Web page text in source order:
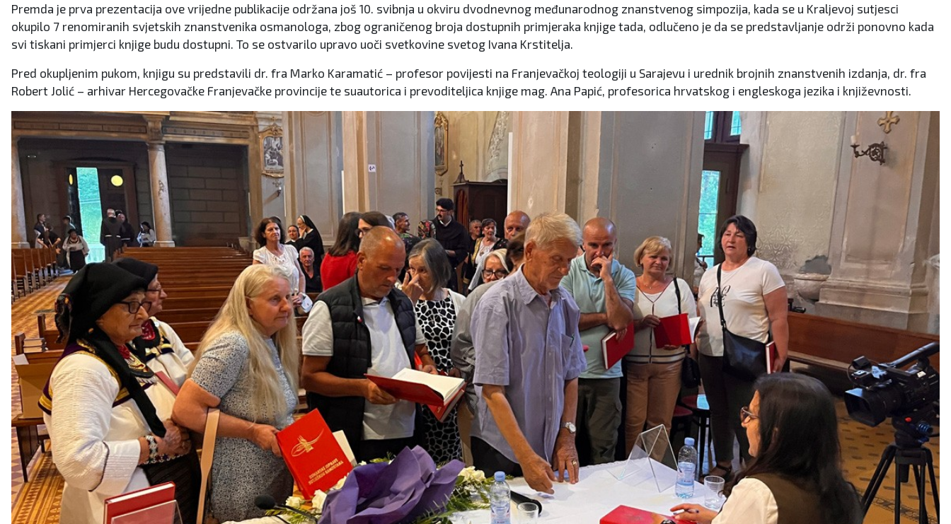
Premda je prva prezentacija ove vrijedne publikacije održana još 10. svibnja u okviru dvodnevnog međunarodnog znanstvenog simpozija, kada se u Kraljevoj sutjesci
okupilo 7 renomiranih svjetskih znanstvenika osmanologa, zbog ograničenog broja dostupnih primjeraka knjige tada, odlučeno je da se predstavljanje održi ponovno kada
svi tiskani primjerci knjige budu dostupni. To se ostvarilo upravo uoči svetkovine svetog Ivana Krstitelja.
Pred okupljenim pukom, knjigu su predstavili dr. fra Marko Karamatić – profesor povijesti na Franjevačkoj teologiji u Sarajevu i urednik brojnih znanstvenih izdanja, dr. fra
Robert Jolić – arhivar Hercegovačke Franjevačke provincije te suautorica i prevoditeljica knjige mag. Ana Papić, profesorica hrvatskog i engleskoga jezika i književnosti.